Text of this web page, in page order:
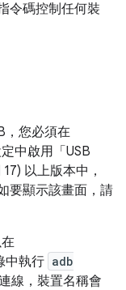
令碼控制任何裝
，您必須在
中啟用「USB
以上版本中，
要顯示該畫面，請
中執行 adb
線，裝置名稱會